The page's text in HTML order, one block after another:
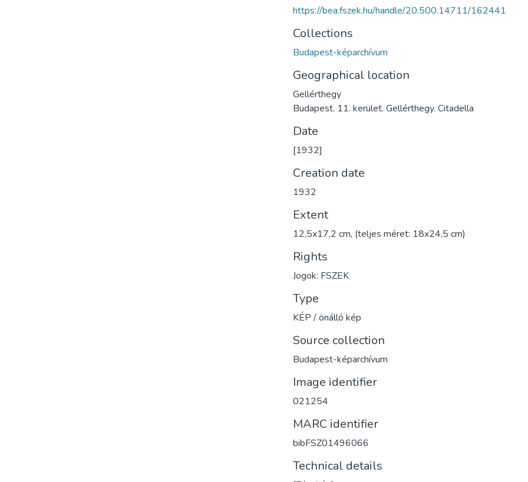
https://bea.fszek.hu/handle/20.500.14711/162441
Collections
Budapest-képarchívum
Geographical location
Gellérthegy
Budapest. 11. kerület. Gellérthegy. Citadella
Date
[1932]
Creation date
1932
Extent
12,5x17,2 cm, (teljes méret: 18x24,5 cm)
Rights
Jogok: FSZEK
Type
KÉP / önálló kép
Source collection
Budapest-képarchívum
Image identifier
021254
MARC identifier
bibFSZ01496066
Technical details